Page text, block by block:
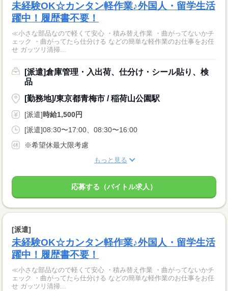
未経験OK☆カンタン軽作業♪外国人・留学生活
躍中！履歴書不要！
≪小さな部品なので軽くて安心 ・積み替え作業 ・曲がってないかチ
ェック ・曲がってたら仕分ける などの簡単な軽作業のお仕事をお任
せ ガッツリ清掃...
[派遣]倉庫管理・入出荷、仕分け・シール貼り、検
品
[勤務地]/東京都青梅市 / 稲荷山公園駅
[派遣]時給1,500円
[派遣]08:30〜17:00、08:30〜16:00
※希望休最大限考慮
もっと見る
応募する（バイトル求人）
[派遣]
未経験OK☆カンタン軽作業♪外国人・留学生活
躍中！履歴書不要！
≪小さな部品なので軽くて安心 ・積み替え作業 ・曲がってないかチ
ェック ・曲がってたら仕分ける などの簡単な軽作業のお仕事をお任
せ ガッツリ清掃...